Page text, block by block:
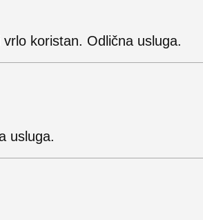
koristan. Odlična usluga.
usluga.